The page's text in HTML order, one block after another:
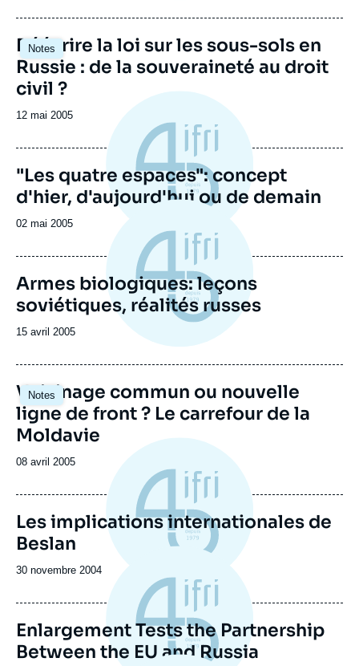
publication
Notes
Réécrire la loi sur les sous-sols en
Russie : de la souveraineté au droit
civil ?
Date
publication
12 mai 2005
"Les quatre espaces": concept
d'hier, d'aujourd'hui ou de demain
Date
publication
02 mai 2005
Armes biologiques: leçons
soviétiques, réalités russes
Date
publication
15 avril 2005
Notes
Voisinage commun ou nouvelle
ligne de front ? Le carrefour de la
Moldavie
Date
publication
08 avril 2005
Les implications internationales de
Beslan
Date
publication
30 novembre 2004
Enlargement Tests the Partnership
Between the EU and Russia